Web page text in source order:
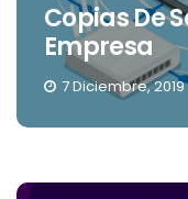
Copias De
Empresa
7 Diciembre, 2019